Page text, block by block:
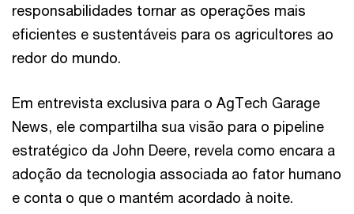
responsabilidades tornar as operações mais
eficientes e sustentáveis ​​para os agricultores ao
redor do mundo.
Em entrevista exclusiva para o AgTech Garage
News, ele compartilha sua visão para o pipeline
estratégico da John Deere, revela como encara a
adoção da tecnologia associada ao fator humano
e conta o que o mantém acordado à noite.